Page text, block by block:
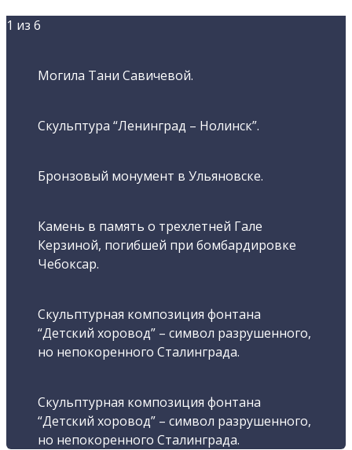
1 из 6
Могила Тани Савичевой.
Скульптура “Ленинград – Нолинск”.
Бронзовый монумент в Ульяновске.
Камень в память о трехлетней Гале
Керзиной, погибшей при бомбардировке
Чебоксар.
Скульптурная композиция фонтана
“Детский хоровод” – символ разрушенного,
но непокоренного Сталинграда.
Скульптурная композиция фонтана
“Детский хоровод” – символ разрушенного,
но непокоренного Сталинграда.